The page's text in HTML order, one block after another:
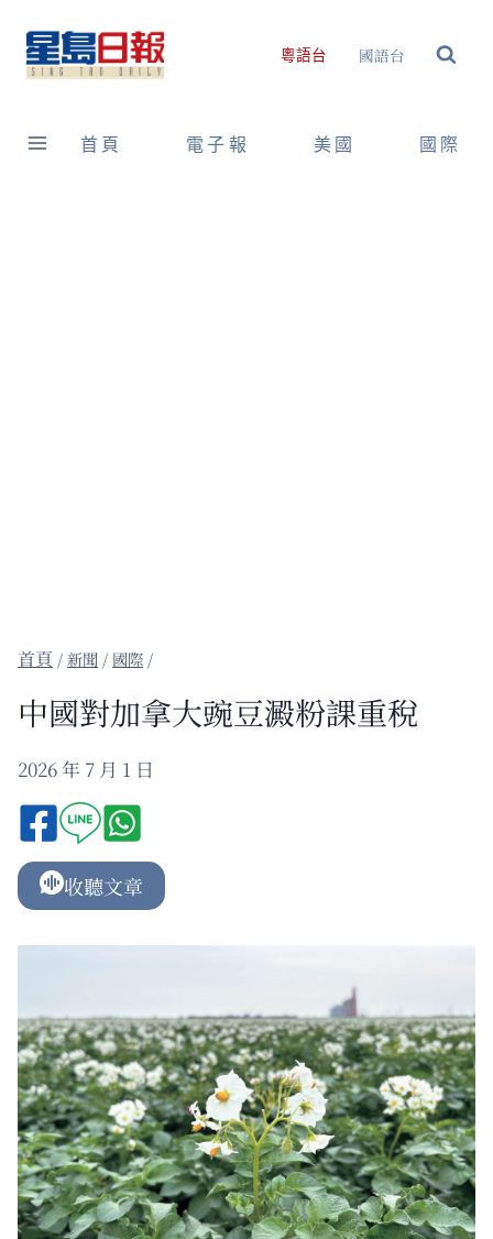
content
粵語台 國語台
首頁 電子報 美國 國際
/新聞 / 國際 /
中國對加拿大豌豆澱粉課重稅
2026 年 7 月 1 日
收聽文章